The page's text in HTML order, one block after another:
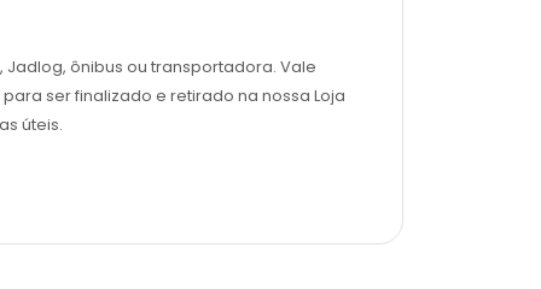
ônibus ou transportadora. Vale
ser finalizado e retirado na nossa Loja
úteis.